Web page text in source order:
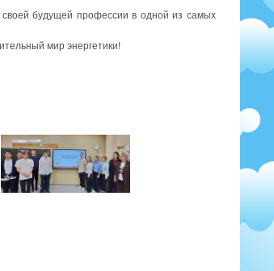
своей будущей профессии в одной из самых
мир энергетики!